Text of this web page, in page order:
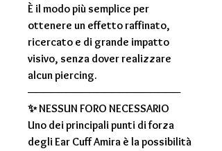
È il modo più semplice per
ottenere un effetto raffinato,
ricercato e di grande impatto
visivo, senza dover realizzare
alcun piercing.
────────────────────
✨NESSUN FORO NECESSARIO
Uno dei principali punti di forza
degliEar Cuff Amira è la possibilità